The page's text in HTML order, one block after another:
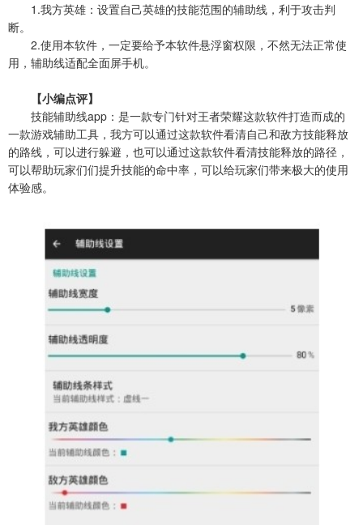
1.我方英雄：设置自己英雄的技能范围的辅助线，利于攻击判
断。
2.使用本软件，一定要给予本软件悬浮窗权限，不然无法正常使
用，辅助线适配全面屏手机。
【小编点评】
技能辅助线app：是一款专门针对王者荣耀这款软件打造而成的
一款游戏辅助工具，我方可以通过这款软件看清自己和敌方技能释放
的路线，可以进行躲避，也可以通过这款软件看清技能释放的路径，
可以帮助玩家们们提升技能的命中率，可以给玩家们带来极大的使用
体验感。